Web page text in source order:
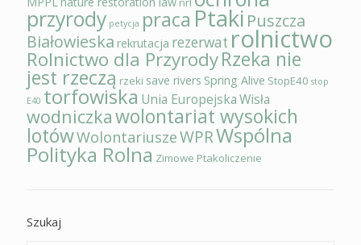
przyrody petycja praca Ptaki Puszcza
Białowieska rekrutacja rezerwat rolnictwo
Rolnictwo dla PrzyrodyRzeka nie
jest rzeczą rzeki save rivers Spring Alive StopE40 stop
E40 torfowiska Unia EuropejskaWisła
wodniczkawolontariat wysokich
lotówWolontariuszeWPRWspólna
Polityka Rolna Zimowe Ptakoliczenie
Szukaj